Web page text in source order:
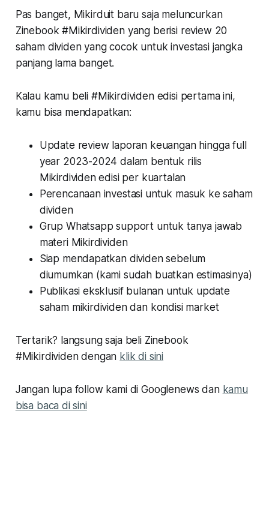
Pas banget, Mikirduit baru saja meluncurkan
Zinebook #Mikirdividen yang berisi review 20
saham dividen yang cocok untuk investasi jangka
panjang lama banget.
Kalau kamu beli #Mikirdividen edisi pertama ini,
kamu bisa mendapatkan:
Update review laporan keuangan hingga full
year 2023-2024 dalam bentuk rilis
Mikirdividen edisi per kuartalan
Perencanaan investasi untuk masuk ke saham
dividen
Grup Whatsapp support untuk tanya jawab
materi Mikirdividen
Siap mendapatkan dividen sebelum
diumumkan (kami sudah buatkan estimasinya)
Publikasi eksklusif bulanan untuk update
saham mikirdividen dan kondisi market
Tertarik? langsung saja beli Zinebook
#Mikirdividen dengan klik di sini
Jangan lupa follow kami di Googlenews dan kamu
bisa baca di sini